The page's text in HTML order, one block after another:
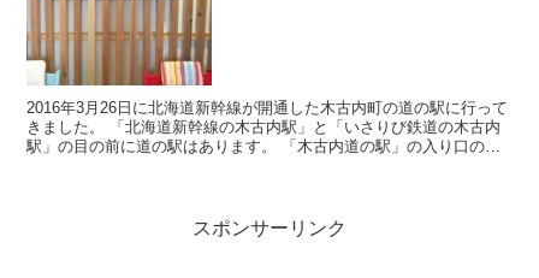
2016年3月26日に北海道新幹線が開通した木古内町の道の駅に行って
きました。 「北海道新幹線の木古内駅」と「いさりび鉄道の木古内
駅」の目の前に道の駅はあります。 「木古内道の駅」の入り口のキ
スポンサーリンク